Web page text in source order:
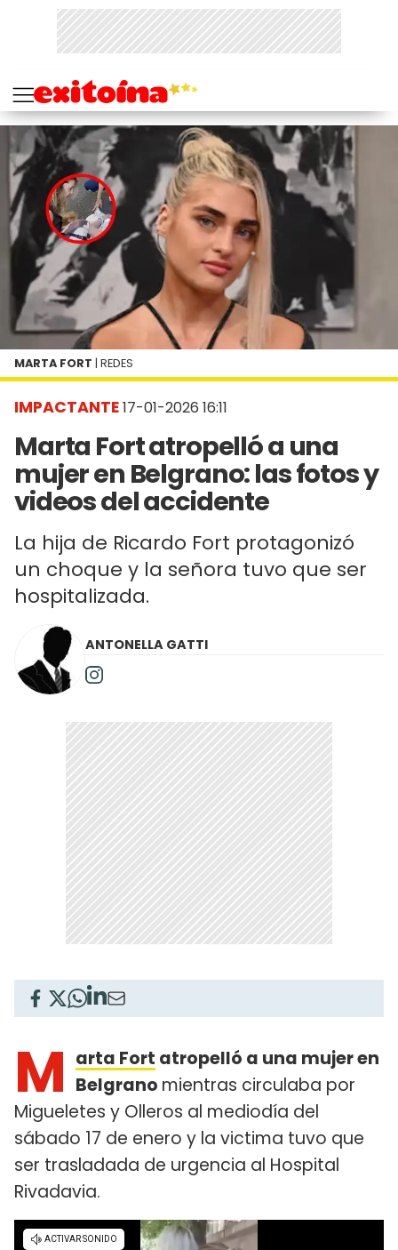
IMPACTANTE17-01-2026 16:11
Marta Fort atropelló a una
mujer en Belgrano: las fotos y
videos del accidente
La hija de Ricardo Fort protagonizó
un choque y la señora tuvo que ser
hospitalizada.
MARTA FORT | REDES
ANTONELLA GATTI
M arta Fort atropelló a una mujer en
Belgrano mientras circulaba por
Migueletes y Olleros al mediodía del
sábado 17 de enero y la victima tuvo que
ser trasladada de urgencia al Hospital
Rivadavia.